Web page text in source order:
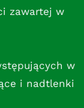
zawartej w
w
i nadtlenki